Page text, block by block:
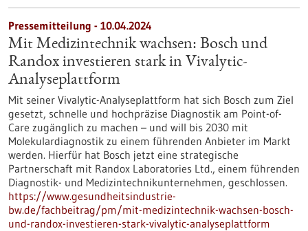
Pressemitteilung - 10.04.2024
Mit Medizintechnik wachsen: Bosch und
Randox investieren stark in Vivalytic-
Analyseplattform
Mit seiner Vivalytic-Analyseplattform hat sich Bosch zum Ziel
gesetzt, schnelle und hochpräzise Diagnostik am Point-of-
Care zugänglich zu machen – und will bis 2030 mit
Molekulardiagnostik zu einem führenden Anbieter im Markt
werden. Hierfür hat Bosch jetzt eine strategische
Partnerschaft mit Randox Laboratories Ltd., einem führenden
Diagnostik- und Medizintechnikunternehmen, geschlossen.
https://www.gesundheitsindustrie-
bw.de/fachbeitrag/pm/mit-medizintechnik-wachsen-bosch-
und-randox-investieren-stark-vivalytic-analyseplattform